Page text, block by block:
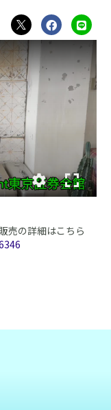
の詳細はこちら